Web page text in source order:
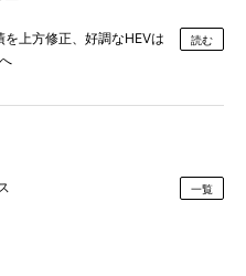
上方修正、好調なHEVは
読む
一覧